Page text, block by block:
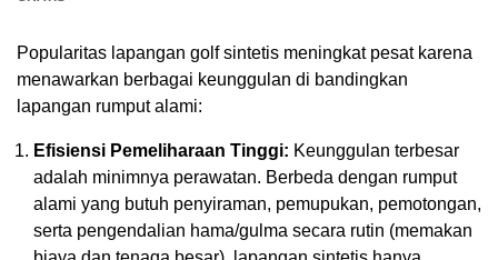
Popularitas lapangan golf sintetis meningkat pesat karena
menawarkan berbagai keunggulan di bandingkan
lapangan rumput alami:
Efisiensi Pemeliharaan Tinggi: Keunggulan terbesar
adalah minimnya perawatan. Berbeda dengan rumput
alami yang butuh penyiraman, pemupukan, pemotongan,
serta pengendalian hama/gulma secara rutin (memakan